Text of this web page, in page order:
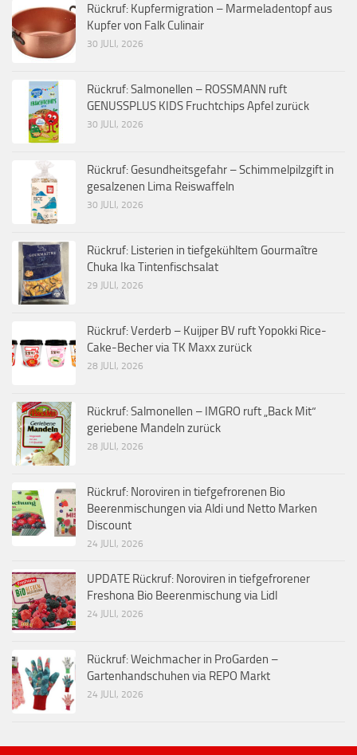
Rückruf: Kupfermigration – Marmeladentopf aus
Kupfer von Falk Culinair
30 JULI, 2026
Rückruf: Salmonellen – ROSSMANN ruft
GENUSSPLUS KIDS Fruchtchips Apfel zurück
30 JULI, 2026
Rückruf: Gesundheitsgefahr – Schimmelpilzgift in
gesalzenen Lima Reiswaffeln
30 JULI, 2026
Rückruf: Listerien in tiefgekühltem Gourmaître
Chuka Ika Tintenfischsalat
29 JULI, 2026
Rückruf: Verderb – Kuijper BV ruft Yopokki Rice-
Cake-Becher via TK Maxx zurück
28 JULI, 2026
Rückruf: Salmonellen – IMGRO ruft „Back Mit“
geriebene Mandeln zurück
28 JULI, 2026
Rückruf: Noroviren in tiefgefrorenen Bio
Beerenmischungen via Aldi und Netto Marken
Discount
24 JULI, 2026
UPDATE Rückruf: Noroviren in tiefgefrorener
Freshona Bio Beerenmischung via Lidl
24 JULI, 2026
Rückruf: Weichmacher in ProGarden –
Gartenhandschuhen via REPO Markt
24 JULI, 2026